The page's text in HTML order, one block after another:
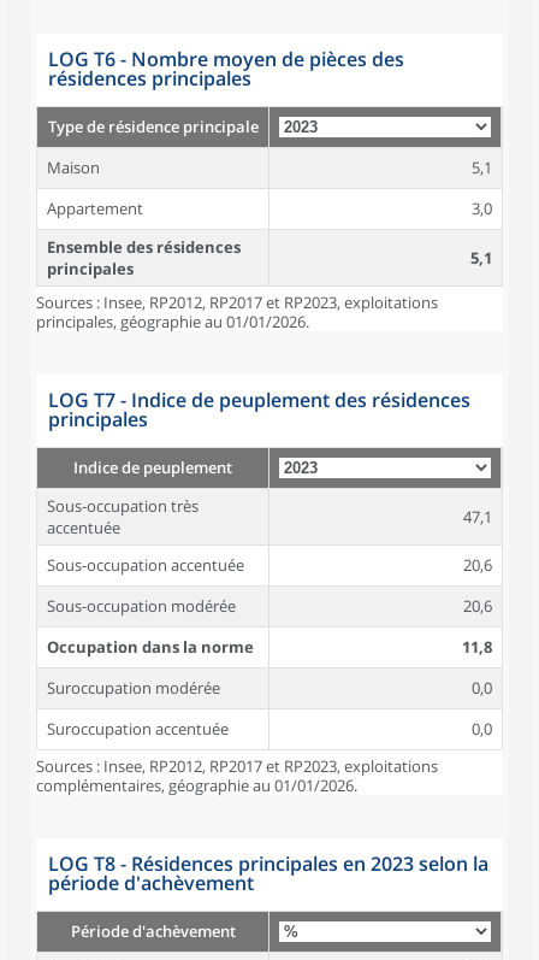
LOG T6 - Nombre moyen de pièces des
résidences principales
Type de résidence principale
Maison
5,1
Appartement
3,0
Ensemble des résidences
principales
5,1
Sources : Insee, RP2012, RP2017 et RP2023, exploitations
principales, géographie au 01/01/2026.
LOG T7 - Indice de peuplement des résidences
principales
Indice de peuplement
Sous-occupation très
accentuée
47,1
Sous-occupation accentuée
20,6
Sous-occupation modérée
20,6
Occupation dans la norme
11,8
Suroccupation modérée
0,0
Suroccupation accentuée
0,0
Sources : Insee, RP2012, RP2017 et RP2023, exploitations
complémentaires, géographie au 01/01/2026.
LOG T8 - Résidences principales en 2023 selon la
période d'achèvement
Période d'achèvement